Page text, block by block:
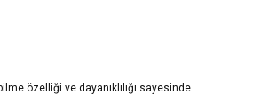
özelliği ve dayanıklılığı sayesinde